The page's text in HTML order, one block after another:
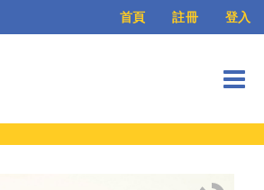
首頁 註冊 登入